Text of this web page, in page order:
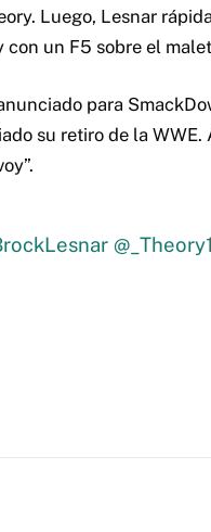
Luego, Lesnar
con un F5 sobre el
para
su retiro de la WWE.
@_Theory1